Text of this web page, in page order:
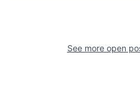
See more open